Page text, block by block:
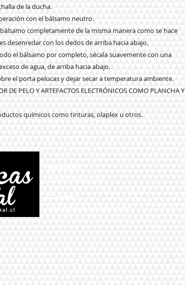
de la ducha.
con el bálsamo neutro.
completamente de la misma manera como se hace
desenredar con los dedos de arriba hacia abajo.
el bálsamo por completo, sécala suavemente con una
de agua, de arriba hacia abajo.
el porta pelucas y dejar secar a temperatura ambiente.
DE PELO Y ARTEFACTOS ELECTRÓNICOS COMO PLANCHA Y
químicos como tinturas, olaplex u otros.